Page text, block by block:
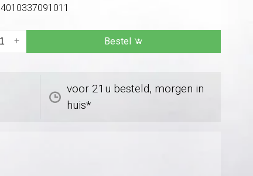
4010337091011
+ Bestel
voor 21u besteld, morgen in
huis*